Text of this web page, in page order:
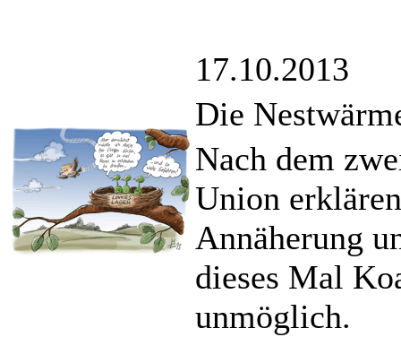
17.10.2013
Die
Nach dem
Union
Annäherung
dieses Mal
unmöglich.